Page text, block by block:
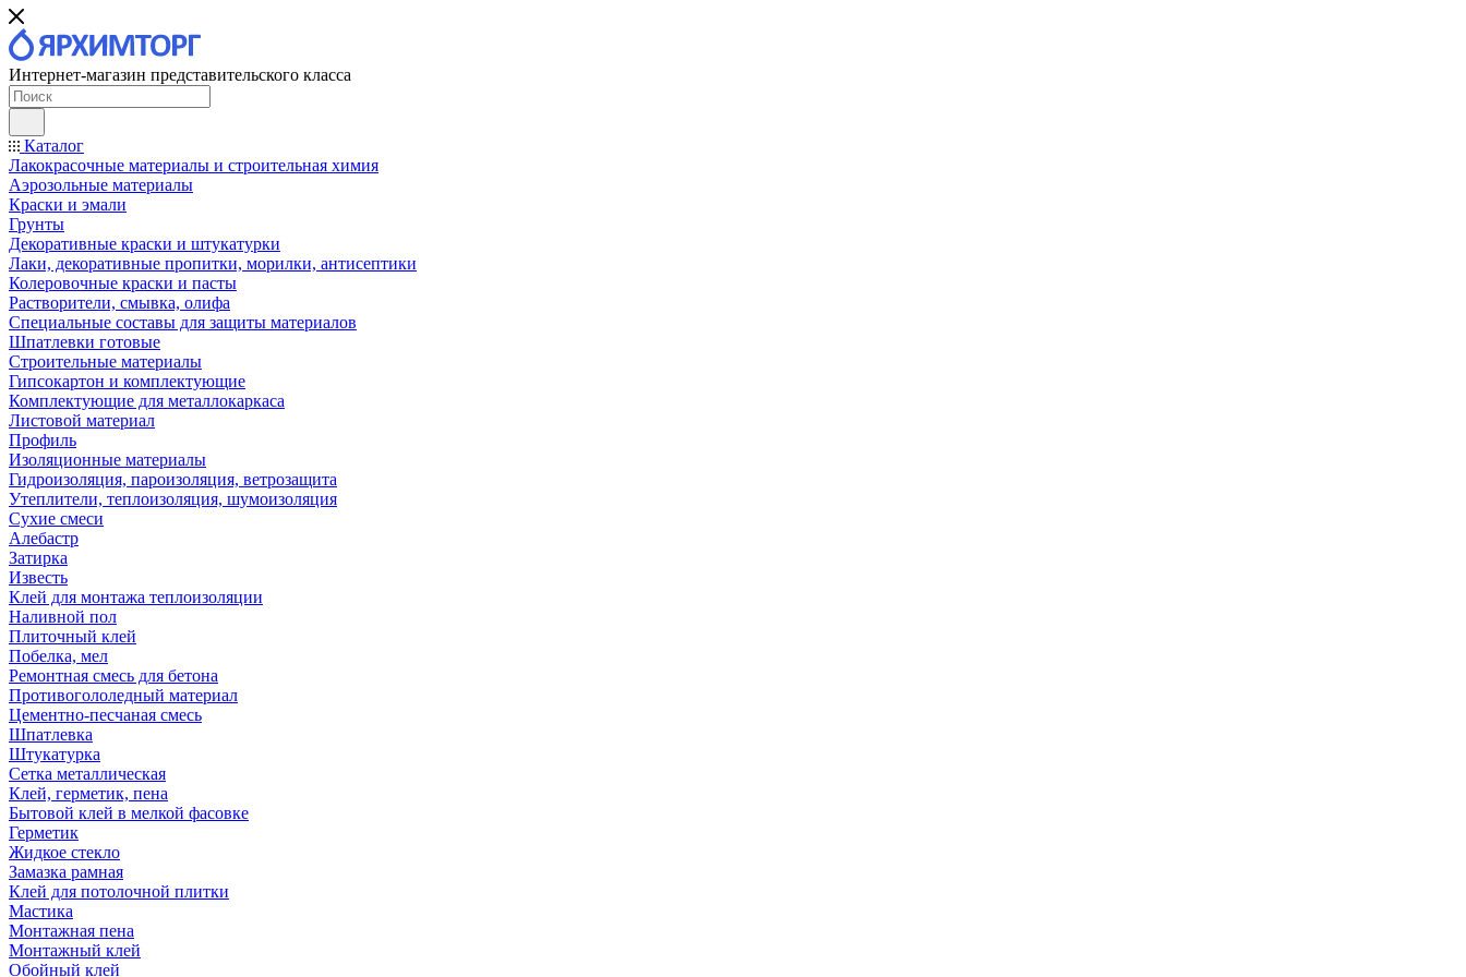
Интернет-магазин представительского класса
Каталог
Лакокрасочные материалы и строительная химия
Аэрозольные материалы
Краски и эмали
Грунты
Декоративные краски и штукатурки
Лаки, декоративные пропитки, морилки, антисептики
Колеровочные краски и пасты
Растворители, смывка, олифа
Специальные составы для защиты материалов
Шпатлевки готовые
Строительные материалы
Гипсокартон и комплектующие
Комплектующие для металлокаркаса
Листовой материал
Профиль
Изоляционные материалы
Гидроизоляция, пароизоляция, ветрозащита
Утеплители, теплоизоляция, шумоизоляция
Сухие смеси
Алебастр
Затирка
Известь
Клей для монтажа теплоизоляции
Наливной пол
Плиточный клей
Побелка, мел
Ремонтная смесь для бетона
Противогололедный материал
Цементно-песчаная смесь
Шпатлевка
Штукатурка
Сетка металлическая
Клей, герметик, пена
Бытовой клей в мелкой фасовке
Герметик
Жидкое стекло
Замазка рамная
Клей для потолочной плитки
Мастика
Монтажная пена
Монтажный клей
Обойный клей